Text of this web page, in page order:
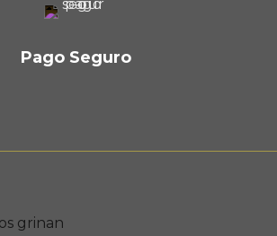
Pago Seguro